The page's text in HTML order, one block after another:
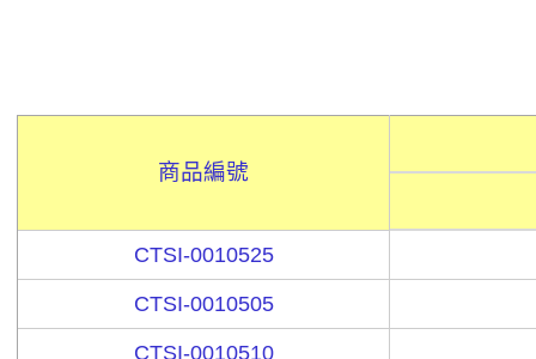
商品編號
CTSI-0010525
CTSI-0010505
CTSI-0010510